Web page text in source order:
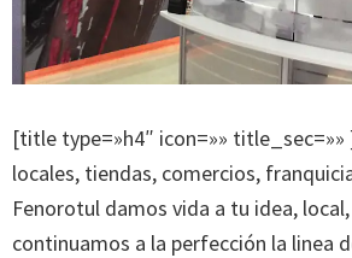
[title type=»h4″ icon=»»
locales, tiendas, comercios,
Fenorotul damos vida a tu idea,
continuamos a la perfección la linea